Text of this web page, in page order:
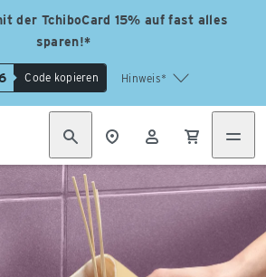
der TchiboCard 15% auf fast alles
sparen!*
Code kopieren Hinweis*